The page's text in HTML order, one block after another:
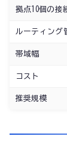
拠点10個の接
ルーティング
帯域幅
コスト
推奨規模